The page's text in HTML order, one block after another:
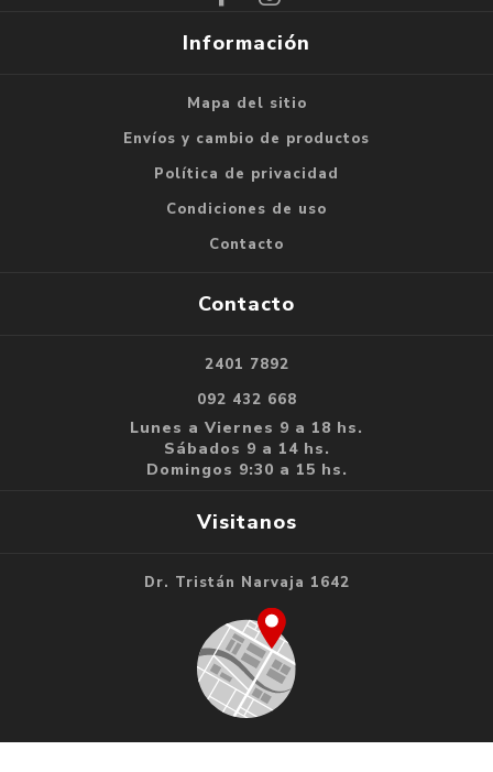
Información
Mapa del sitio
Envíos y cambio de productos
Política de privacidad
Condiciones de uso
Contacto
Contacto
2401 7892
092 432 668
Lunes a Viernes 9 a 18 hs.
Sábados 9 a 14 hs.
Domingos 9:30 a 15 hs.
Visitanos
Dr. Tristán Narvaja 1642